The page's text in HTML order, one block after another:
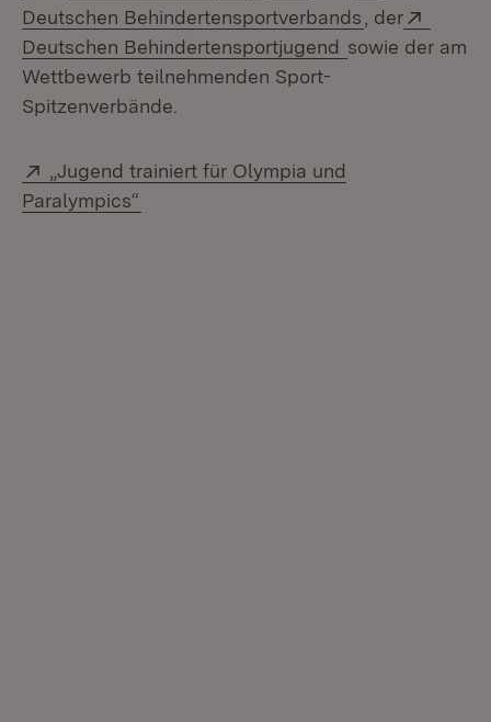
Deutschen Behindertensportverbands (Öffnet in
, der
Deutschen Behindertensportjugend (Öffnet in
sowie der am
Wettbewerb teilnehmenden Sport-
Spitzenverbände.
Extern:
„Jugend trainiert für Olympia und
Paralympics“